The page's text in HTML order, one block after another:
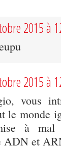
2015 à
2015 à
vous
le monde
à mal
ADN et